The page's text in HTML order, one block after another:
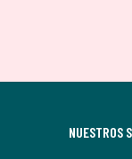
NUESTROS